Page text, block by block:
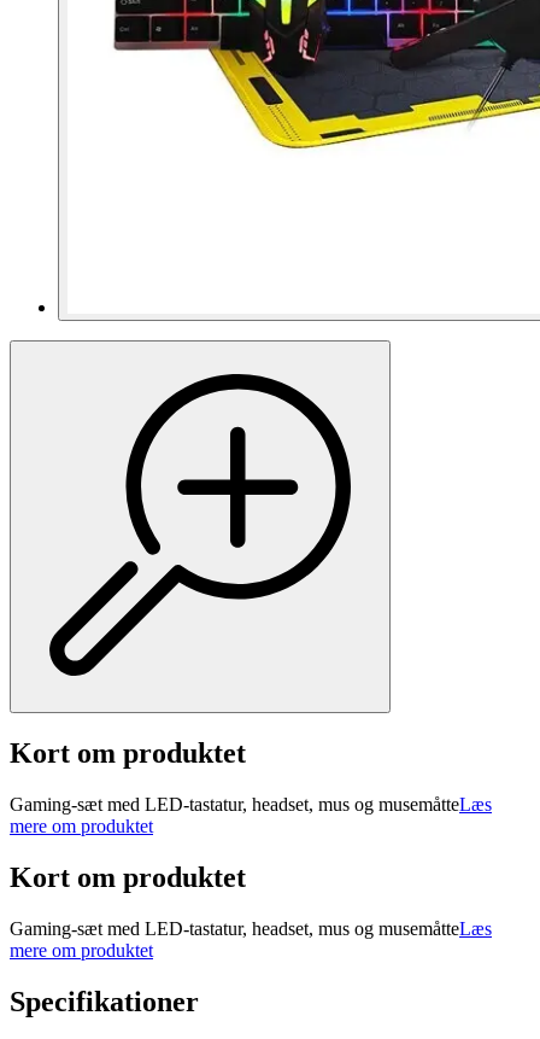
Kort om produktet
Gaming-sæt med LED-tastatur, headset, mus og musemåtteLæs
mere om produktet
Kort om produktet
Gaming-sæt med LED-tastatur, headset, mus og musemåtteLæs
mere om produktet
Specifikationer